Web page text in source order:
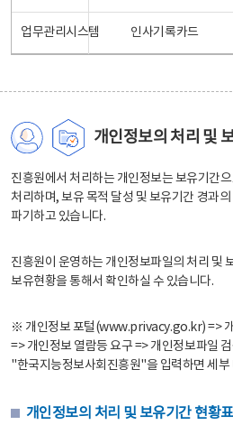
업무관리시스템 인사기록카드
개인정보의 처리 및
진흥원에서 처리하는 개인정보는 보유기간
처리하며, 보유 목적 달성 및 보유기간 경과
파기하고 있습니다.
진흥원이 운영하는 개인정보파일의 처리 및
보유현황을 통해서 확인하실 수 있습니다.
※ 개인정보 포털(www.privacy.go.kr) =>
=> 개인정보 열람등 요구 => 개인정보파일 검
"한국지능정보사회진흥원"을 입력하면 세부
개인정보의 처리 및 보유기간 현황표